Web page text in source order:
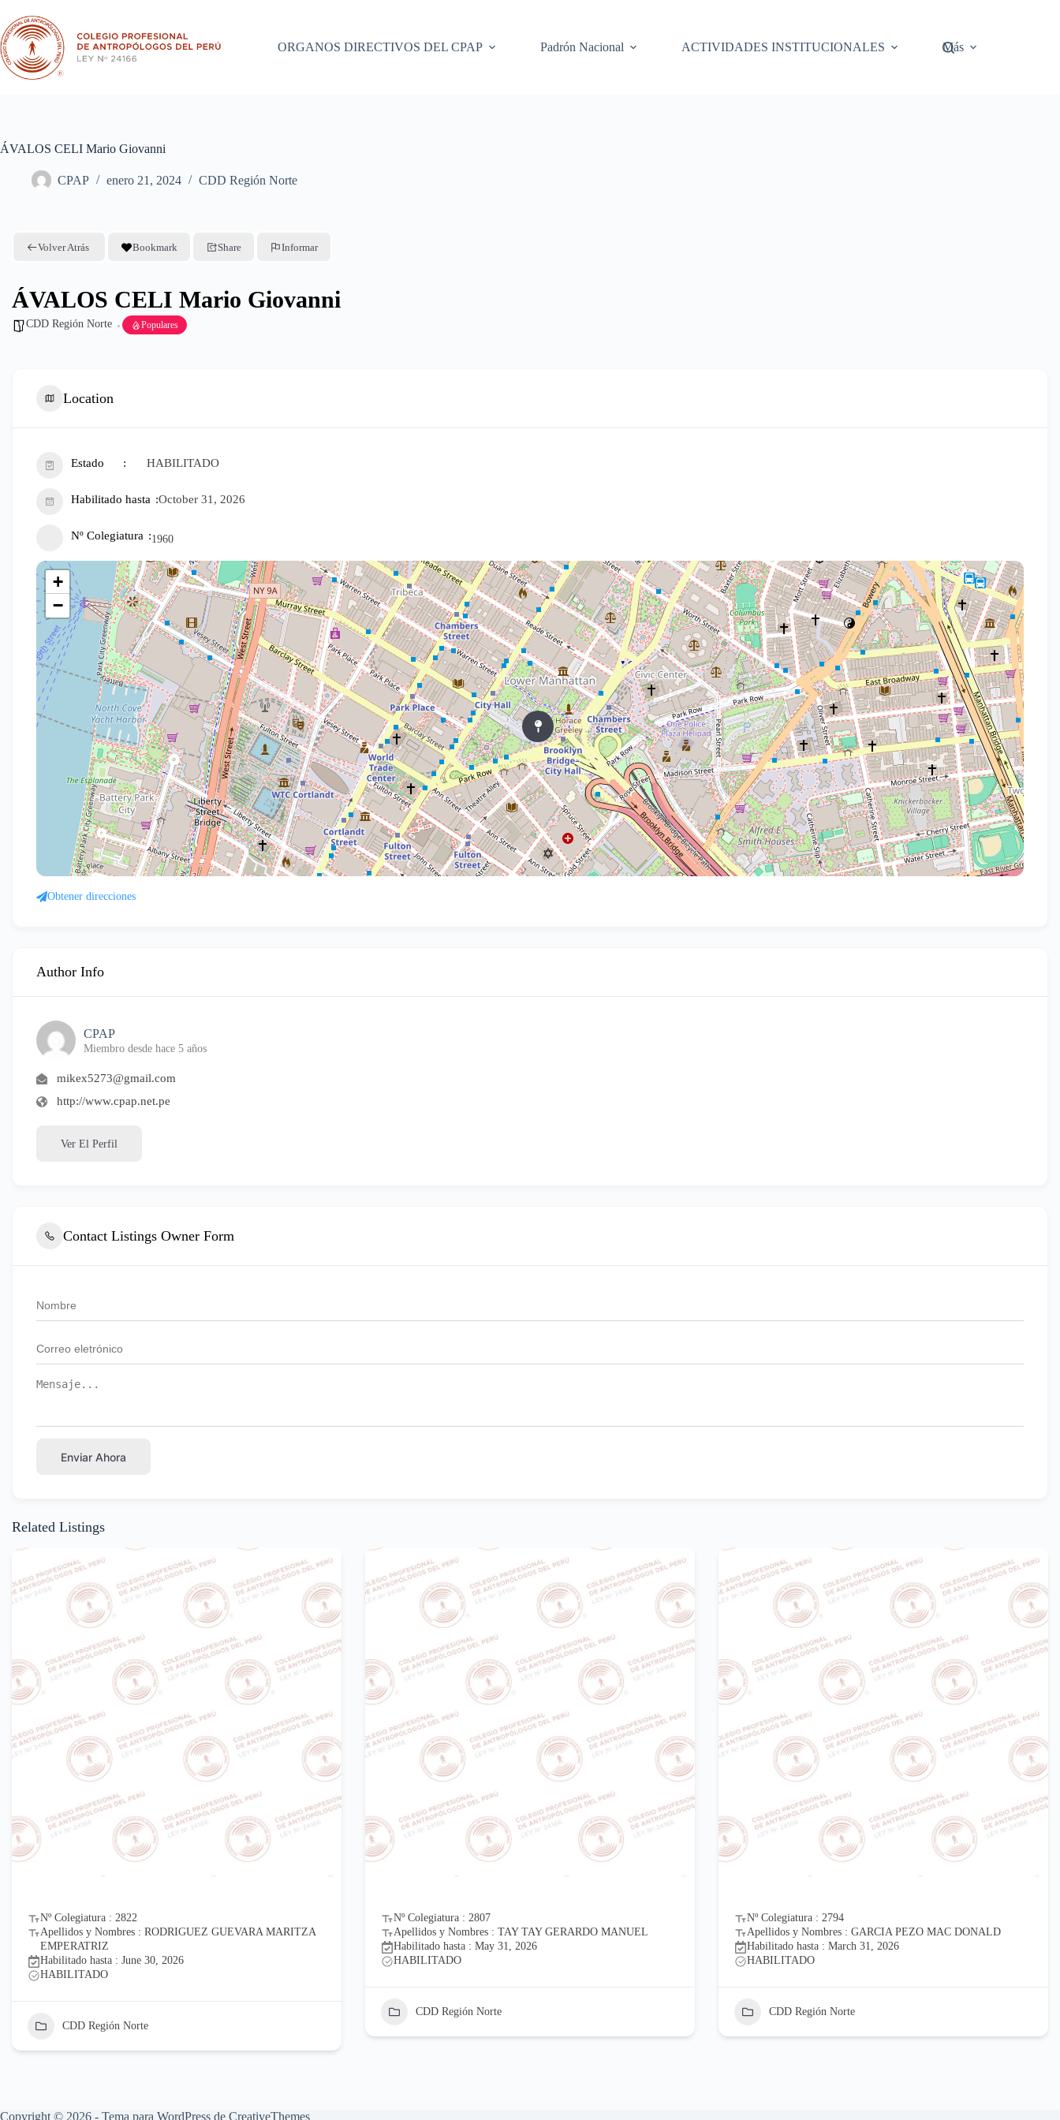
contenido
ORGANOS DIRECTIVOS DEL CPAP
Padrón Nacional ACTIVIDADES INSTITUCIONALES Más
ÁVALOS CELI Mario Giovanni
CPAP enero 21, 2024 CDD Región Norte
Volver Atrás Bookmark Share Informar
ÁVALOS CELI Mario Giovanni
CDD Región Norte Populares
Location
Estado HABILITADO
Habilitado hasta October 31, 2026
Nº Colegiatura 1960
+
−
Obtener direcciones
Author Info
CPAP
Miembro desde hace 5 años
mikex5273@gmail.com
http://www.cpap.net.pe
Ver El Perfil
Contact Listings Owner Form
Enviar Ahora
Related Listings
Nº Colegiatura : 2822
Apellidos y Nombres : RODRIGUEZ GUEVARA MARITZA
EMPERATRIZ
Habilitado hasta : June 30, 2026
HABILITADO
CDD Región Norte
Nº Colegiatura : 2807
Apellidos y Nombres : TAY TAY GERARDO MANUEL
Habilitado hasta : May 31, 2026
HABILITADO
CDD Región Norte
Nº Colegiatura : 2794
Apellidos y Nombres : GARCIA PEZO MAC DONALD
Habilitado hasta : March 31, 2026
HABILITADO
CDD Región Norte
Copyright © 2026 - Tema para WordPress de CreativeThemes